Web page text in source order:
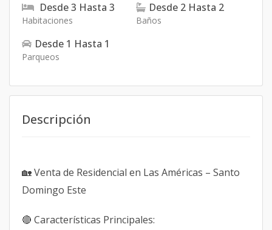
Desde3 Hasta 3
Habitaciones
Desde 2 Hasta 2
Baños
Desde 1 Hasta 1
Parqueos
Descripción
🏡 Venta de Residencial en Las Américas – Santo
Domingo Este
🔴 Características Principales: